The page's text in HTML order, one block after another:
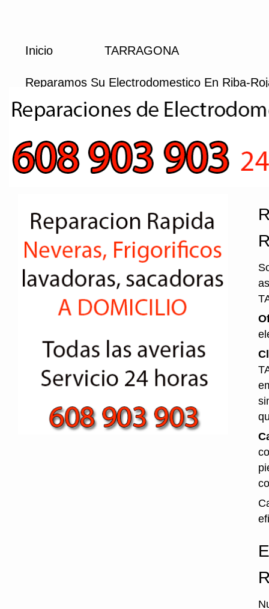
Inicio TARRAGONA
Reparamos Su Electrodomestico En Riba-